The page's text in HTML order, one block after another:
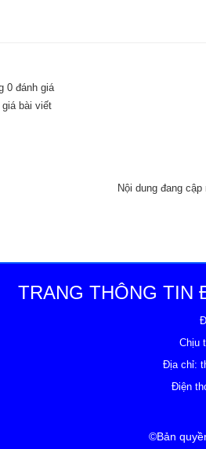
0 đánh giá
bài viết
Nội dung đang cập
TRANG THÔNG TIN
Chịu
Địa chỉ:
Điện
©Bản